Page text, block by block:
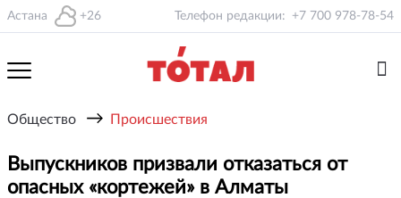
Астана +26 Телефон редакции: +7 700 978-78-54
Общество → Происшествия
Выпускников призвали отказаться от
опасных «кортежей» в Алматы